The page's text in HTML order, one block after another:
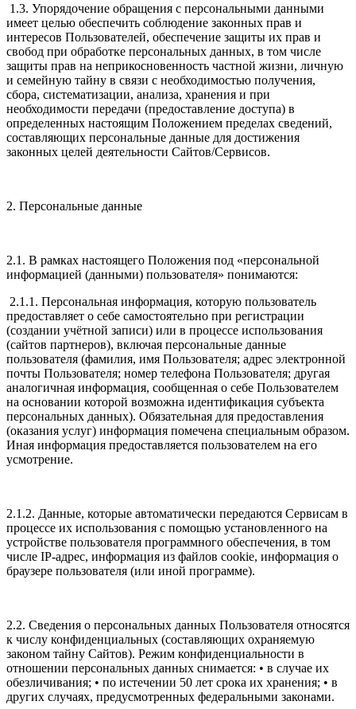
1.3. Упорядочение обращения с персональными данными
имеет целью обеспечить соблюдение законных прав и
интересов Пользователей, обеспечение защиты их прав и
свобод при обработке персональных данных, в том числе
защиты прав на неприкосновенность частной жизни, личную
и семейную тайну в связи с необходимостью получения,
сбора, систематизации, анализа, хранения и при
необходимости передачи (предоставление доступа) в
определенных настоящим Положением пределах сведений,
составляющих персональные данные для достижения
законных целей деятельности Сайтов/Сервисов.
2. Персональные данные
2.1. В рамках настоящего Положения под «персональной
информацией (данными) пользователя» понимаются:
2.1.1. Персональная информация, которую пользователь
предоставляет о себе самостоятельно при регистрации
(создании учётной записи) или в процессе использования
(сайтов партнеров), включая персональные данные
пользователя (фамилия, имя Пользователя; адрес электронной
почты Пользователя; номер телефона Пользователя; другая
аналогичная информация, сообщенная о себе Пользователем
на основании которой возможна идентификация субъекта
персональных данных). Обязательная для предоставления
(оказания услуг) информация помечена специальным образом.
Иная информация предоставляется пользователем на его
усмотрение.
2.1.2. Данные, которые автоматически передаются Сервисам в
процессе их использования с помощью установленного на
устройстве пользователя программного обеспечения, в том
числе IP-адрес, информация из файлов cookie, информация о
браузере пользователя (или иной программе).
2.2. Сведения о персональных данных Пользователя относятся
к числу конфиденциальных (составляющих охраняемую
законом тайну Сайтов). Режим конфиденциальности в
отношении персональных данных снимается: • в случае их
обезличивания; • по истечении 50 лет срока их хранения; • в
других случаях, предусмотренных федеральными законами.